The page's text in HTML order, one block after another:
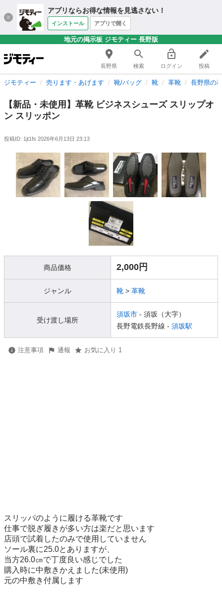
アプリならお得な情報を見逃さない！
インストール アプリで開く
地元の掲示板 ジモティー 長野版
長野県 検索 ログイン 投稿
ジモティー 売ります・あげます 靴/バッグ 靴 革靴 長野県の
【新品・未使用】革靴 ビジネスシューズ スリップオ
ン スリッポン
投稿ID: 1jt1fs 2026年6月13日 23:13
商品価格 2,000円
ジャンル 靴 > 革靴
受け渡し場所
須坂市 - 須坂（大字）
長野電鉄長野線 - 須坂駅
注意事項 通報 お気に入り 1
スリッパのように履ける革靴です
仕事で脱ぎ履きが多い方は楽だと思います
店頭で試着したのみで使用していません
ソール裏に25.0とありますが、
当方26.0㎝で丁度良い感じでした
購入時に中敷きかえました(未使用)
元の中敷き付属します